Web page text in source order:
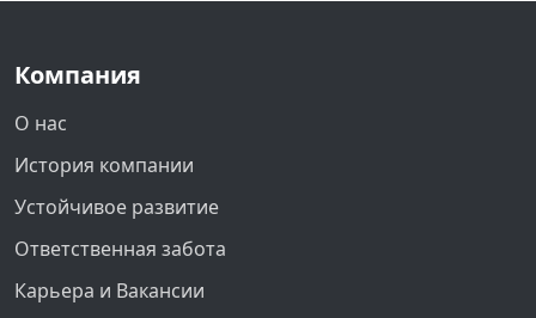
Компания
О нас
История компании
Устойчивое развитие
Ответственная забота
Карьера и Вакансии